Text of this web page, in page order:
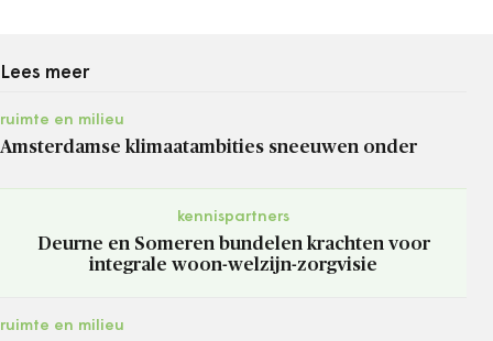
Lees meer
ruimte en milieu
Amsterdamse klimaatambities sneeuwen onder
kennispartners
Deurne en Someren bundelen krachten voor
integrale woon-welzijn-zorgvisie
ruimte en milieu